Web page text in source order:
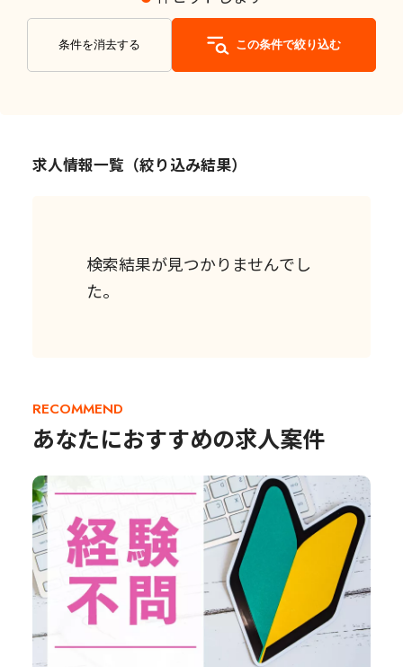
条件を消去する この条件で絞り込む
求人情報一覧（絞り込み結果）
検索結果が見つかりませんでし
た。
RECOMMEND
あなたにおすすめの求人案件